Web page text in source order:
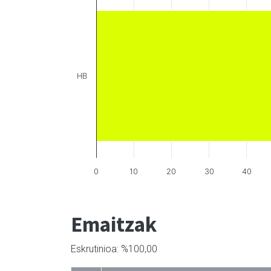
0 10 20 30 40
HB
Emaitzak
Eskrutinioa: %100,00